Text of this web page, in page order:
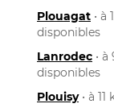
Plouagat • à
disponibles
Lanrodec •
disponibles
Plouisy• à